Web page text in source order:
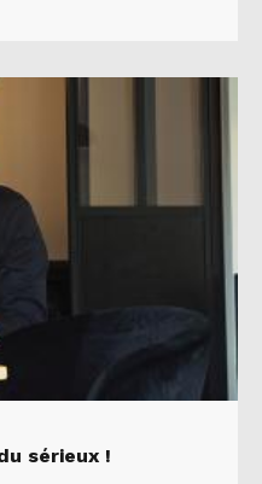
sérieux !